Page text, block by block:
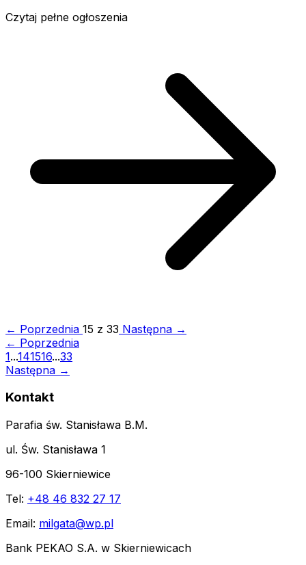
Czytaj pełne ogłoszenia
← Poprzednia 15 z 33 Następna →
← Poprzednia
1...141516...33
Następna →
Kontakt
Parafia św. Stanisława B.M.
ul. Św. Stanisława 1
96-100 Skierniewice
Tel: +48 46 832 27 17
Email: milgata@wp.pl
Bank PEKAO S.A. w Skierniewicach